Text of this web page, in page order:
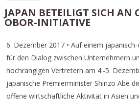
JAPAN BETEILIGT SICH AN
OBOR-INITIATIVE
6. Dezember 2017 • Auf einem
für den Dialog zwischen Unternehmern
hochrangigen Vertretern am 4.-5.
japanische Premierminister Shinzo Abe
offene wirtschaftliche Aktivität in Asien